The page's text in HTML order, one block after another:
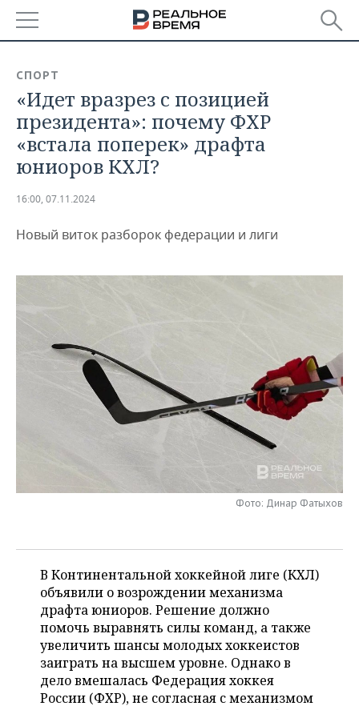
БАШКОРТОСТАН
ТАТАРСТАН
УДМУРТИЯ
НОВОСТИ
АНАЛИТИКА
НОВОСТИ АНАЛИТИКИ
ДЕКЛАРАЦИИ О ДОХОДАХ
КОРОЛИ ГОСЗАКАЗА ПФО
ВУЗЫ ТАТАРСТАНА
КОМУ ПРИНАДЛЕЖАТ
ТОРГОВЫЕ ЦЕНТРЫ
ТАТАРСТАНА
ЭКОНОМИКА
НОВОСТИ ЭКОНОМИКИ
ФИНАНСЫ
БАНКИ
БЮДЖЕТ
ИНВЕСТИЦИИ
ПРОМЫШЛЕННОСТЬ
НОВОСТИ
МАШИНОСТРОЕНИЕ
НЕФТЕХИМИЯ
НЕДВИЖИМОСТЬ
НОВОСТИ НЕДВИЖИМОСТИ
АВТО
НОВОСТИ АВТО
БИЗНЕС
НОВОСТИ БИЗНЕСА
РОЗНИЧНАЯ ТОРГОВЛЯ
ТЕХНОЛОГИИ
НОВОСТИ ТЕХНОЛОГИЙ
МЕРОПРИЯТИЯ
НОВОСТИ МЕРОПРИЯТИЙ
ОТКРЫТАЯ ЛЕКЦИЯ
БАСКЕТБОЛ
ВОЛЕЙБОЛ
КИБЕРСПОРТ
ФИГУРНОЕ КАТАНИЕ
ИНФРАСТРУКТУРА
ИСТОРИЯ
КУЛЬТУРА
МЕДИЦИНА
СПРАВОЧНИК
СПИСОК ПЕРСОН
СПИСОК КОМПАНИЙ
ПОЛНАЯ ВЕРСИЯ
СПОРТ
«Идет вразрез с позицией
президента»: почему ФХР
«встала поперек» драфта
юниоров КХЛ?
16:00, 07.11.2024
Новый виток разборок федерации и лиги
Фото: Динар Фатыхов
В Континентальной хоккейной лиге (КХЛ)
объявили о возрождении механизма
драфта юниоров. Решение должно
помочь выравнять силы команд, а также
увеличить шансы молодых хоккеистов
заиграть на высшем уровне. Однако в
дело вмешалась Федерация хоккея
России (ФХР), не согласная с механизмом